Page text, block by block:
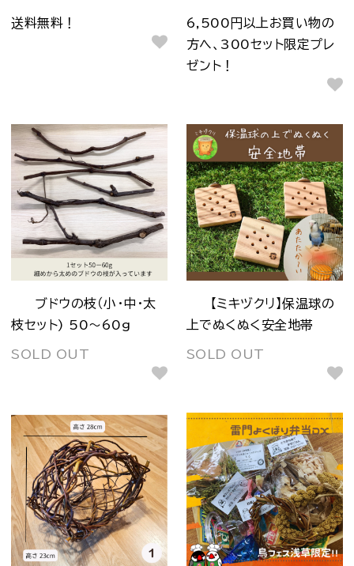
送料無料！
6,500円以上お買い物の
方へ、300セット限定プレ
ゼント！
ブドウの枝（小・中・太
枝セット) 50～60g
SOLD OUT
【ミキヅクリ】保温球の
上でぬくぬく安全地帯
SOLD OUT